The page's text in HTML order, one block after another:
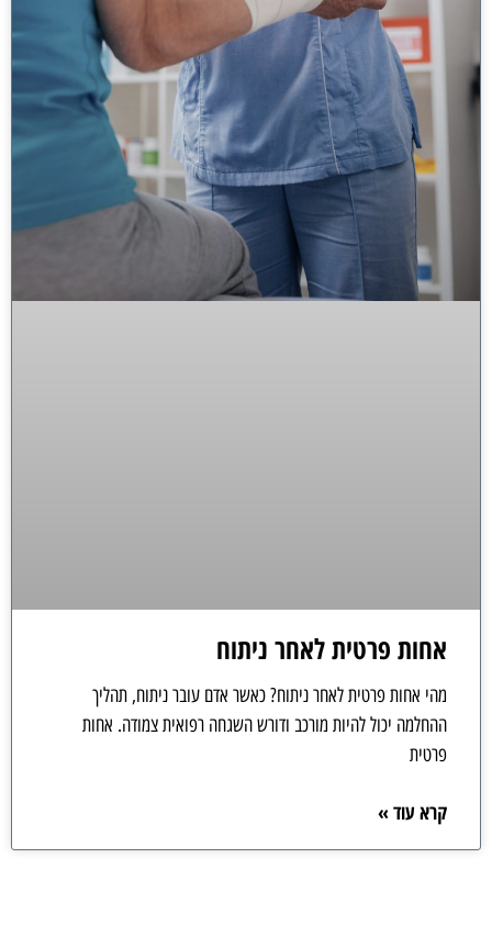
אחות פרטית לאחר ניתוח
מהי אחות פרטית לאחר ניתוח? כאשר אדם עובר ניתוח, תהליך
ההחלמה יכול להיות מורכב ודורש השגחה רפואית צמודה. אחות
פרטית
קרא עוד »